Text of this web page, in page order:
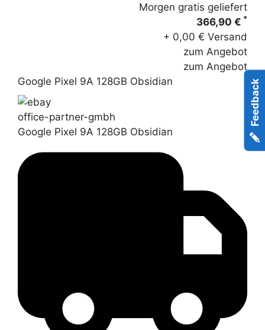
Morgen gratis geliefert
366,90 € *
+ 0,00 € Versand
zum Angebot
zum Angebot
Google Pixel 9A 128GB Obsidian
office-partner-gmbh
Google Pixel 9A 128GB Obsidian
Feedback